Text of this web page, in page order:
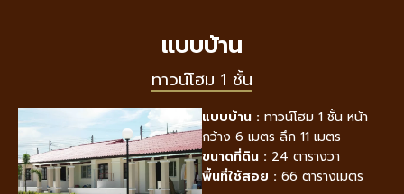
แบบบ้าน
ทาวน์โฮม 1 ชั้น
แบบบ้าน : ทาวน์โฮม 1 ชั้น หน้า
กว้าง 6 เมตร ลึก 11 เมตร
ขนาดที่ดิน : 24 ตารางวา
พื้นที่ใช้สอย : 66 ตารางเมตร